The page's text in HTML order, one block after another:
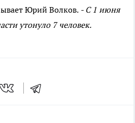
Юрий Волков. - С 1 июня
утонуло 7 человек.